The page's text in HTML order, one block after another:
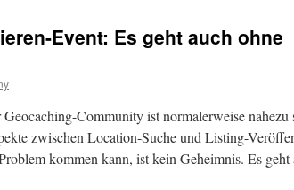
Event: Es geht auch ohne
Community ist normalerweise nahezu
zwischen Location-Suche und Listing-
kommen kann, ist kein Geheimnis. Es geht